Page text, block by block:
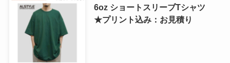
6oz ショートスリーブTシャツ
★プリント込み：お見積り